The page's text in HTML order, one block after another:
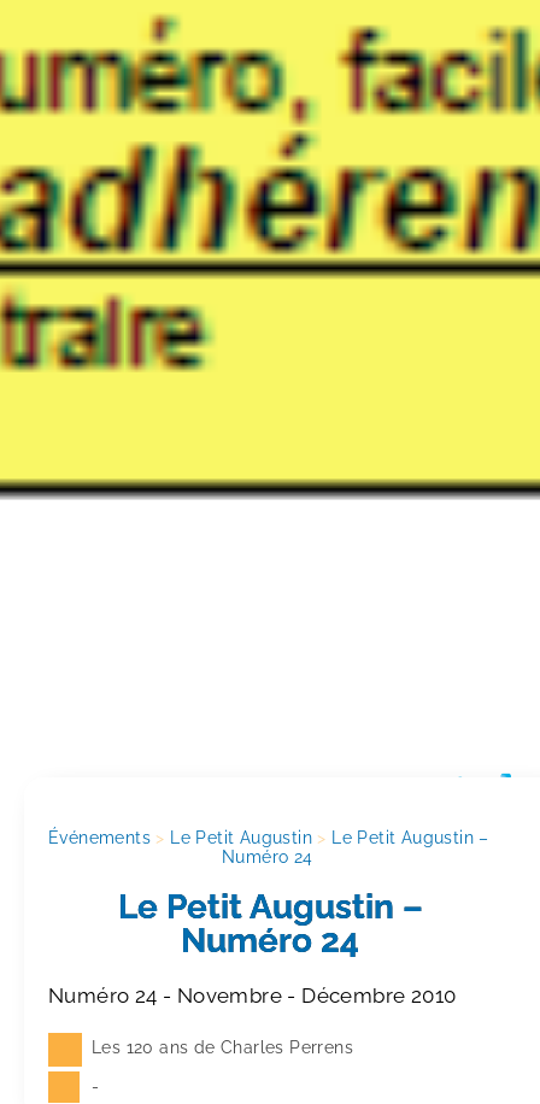
Événements > Le Petit Augustin > Le Petit Augustin –
Numéro 24
Le Petit Augustin –
Numéro 24
Numéro 24 - Novembre - Décembre 2010
Les 120 ans de Charles Perrens
-